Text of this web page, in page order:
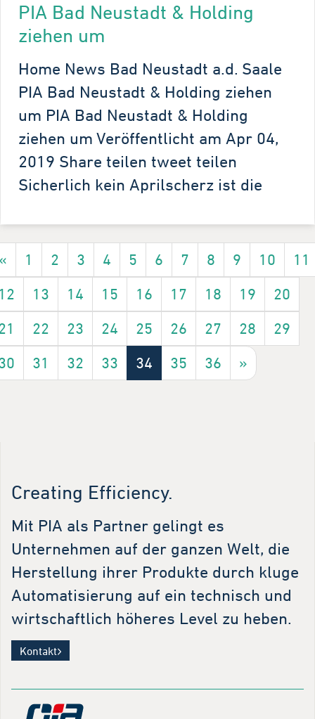
PIA Bad Neustadt & Holding
ziehen um
Home News Bad Neustadt a.d. Saale
PIA Bad Neustadt & Holding ziehen
um PIA Bad Neustadt & Holding
ziehen um Veröffentlicht am Apr 04,
2019 Share teilen tweet teilen
Sicherlich kein Aprilscherz ist die
1 2 3 4 5 6 7 8 9 10
11
13 14 15 16 17 18 19
20
22 23 24 25 26 27 28
29
31 32 33 34 35 36 »
Creating Efficiency.
Mit PIA als Partner gelingt es
Unternehmen auf der ganzen Welt, die
Herstellung ihrer Produkte durch kluge
Automatisierung auf ein technisch und
wirtschaftlich höheres Level zu heben.
Kontakt